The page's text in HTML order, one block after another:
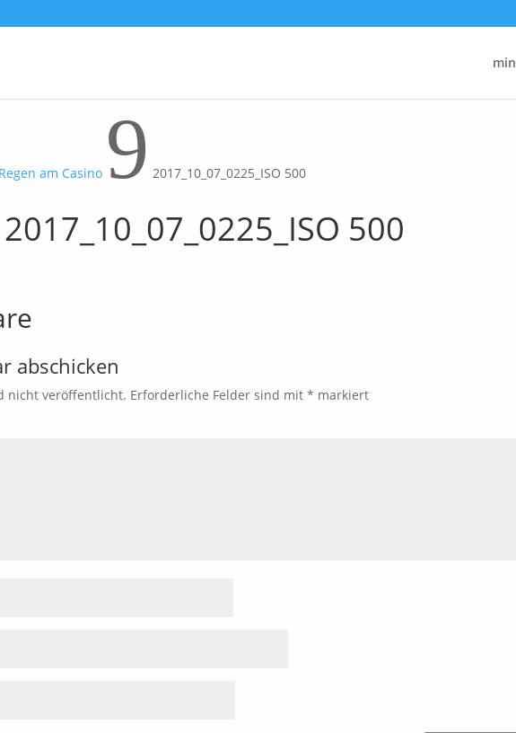
am Casino 9 2017_10_07_0225_ISO 500
2017_10_07_0225_ISO 500
abschicken
nicht veröffentlicht. Erforderliche Felder sind mit * markiert